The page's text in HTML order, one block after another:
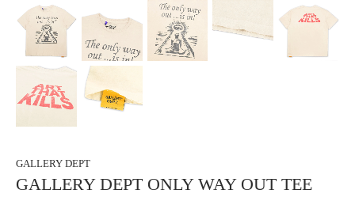
GALLERY DEPT
GALLERY DEPT ONLY WAY OUT TEE